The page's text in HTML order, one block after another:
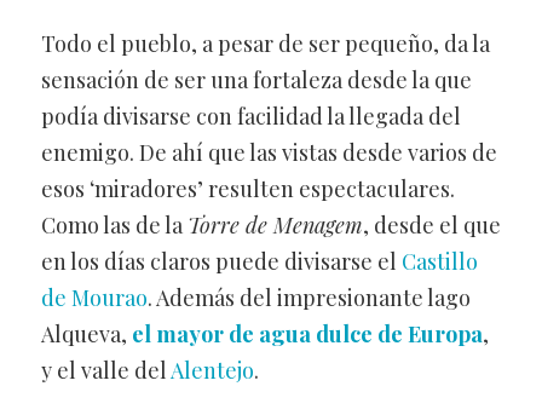
Todo el pueblo, a pesar de ser pequeño, da la
sensación de ser una fortaleza desde la que
podía divisarse con facilidad la llegada del
enemigo. De ahí que las vistas desde varios de
esos ‘miradores’ resulten espectaculares.
Como las de la Torre de Menagem, desde el que
en los días claros puede divisarse el Castillo
de Mourao. Además del impresionante lago
Alqueva, el mayor de agua dulce de Europa,
y el valle delAlentejo.